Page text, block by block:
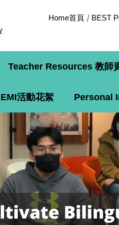
Home首頁 BEST
Teacher Resources 教師
活動花絮 Personal